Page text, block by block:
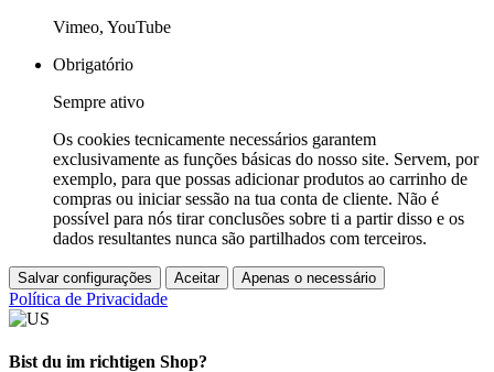
Vimeo, YouTube
Obrigatório
Sempre ativo
Os cookies tecnicamente necessários garantem
exclusivamente as funções básicas do nosso site. Servem, por
exemplo, para que possas adicionar produtos ao carrinho de
compras ou iniciar sessão na tua conta de cliente. Não é
possível para nós tirar conclusões sobre ti a partir disso e os
dados resultantes nunca são partilhados com terceiros.
Salvar configurações Aceitar Apenas o necessário
Política de Privacidade
Bist du im richtigen Shop?